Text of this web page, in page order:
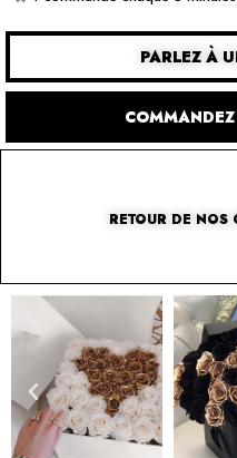
PARLEZ À
RETOUR DE NOS